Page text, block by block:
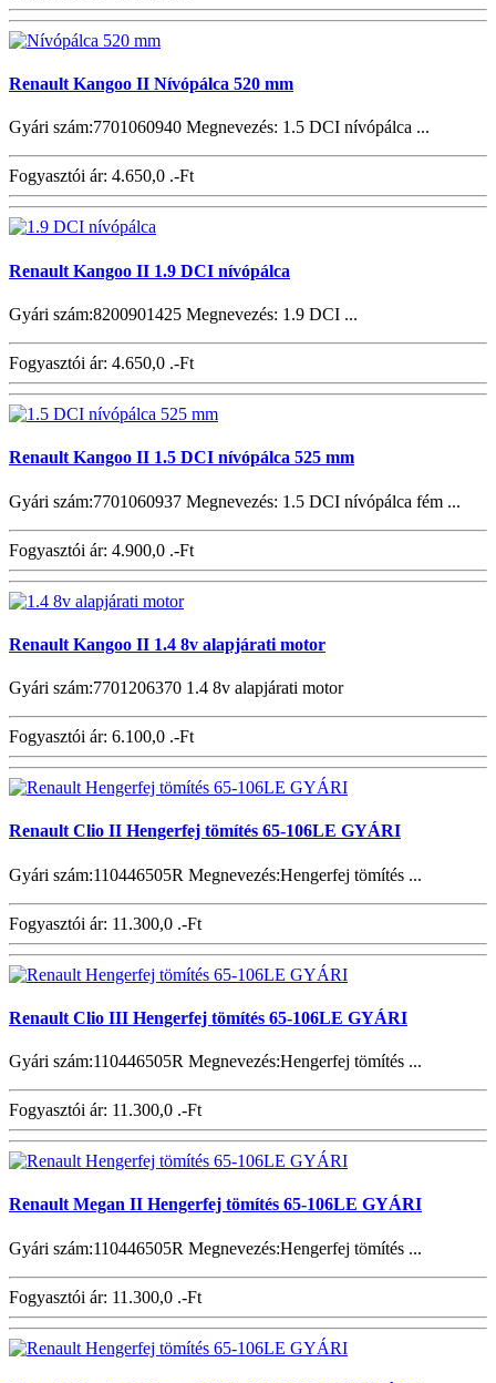
Renault Kangoo II Nívópálca 520 mm
Gyári szám:7701060940 Megnevezés: 1.5 DCI nívópálca ...
Fogyasztói ár: 4.650,0 .-Ft
Renault Kangoo II 1.9 DCI nívópálca
Gyári szám:8200901425 Megnevezés: 1.9 DCI ...
Fogyasztói ár: 4.650,0 .-Ft
Renault Kangoo II 1.5 DCI nívópálca 525 mm
Gyári szám:7701060937 Megnevezés: 1.5 DCI nívópálca fém ...
Fogyasztói ár: 4.900,0 .-Ft
Renault Kangoo II 1.4 8v alapjárati motor
Gyári szám:7701206370 1.4 8v alapjárati motor
Fogyasztói ár: 6.100,0 .-Ft
Renault Clio II Hengerfej tömítés 65-106LE GYÁRI
Gyári szám:110446505R Megnevezés:Hengerfej tömítés ...
Fogyasztói ár: 11.300,0 .-Ft
Renault Clio III Hengerfej tömítés 65-106LE GYÁRI
Gyári szám:110446505R Megnevezés:Hengerfej tömítés ...
Fogyasztói ár: 11.300,0 .-Ft
Renault Megan II Hengerfej tömítés 65-106LE GYÁRI
Gyári szám:110446505R Megnevezés:Hengerfej tömítés ...
Fogyasztói ár: 11.300,0 .-Ft